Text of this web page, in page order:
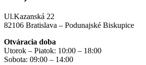
Ul.Kazanská 22
82106 Bratislava – Podunajské Biskupice
Otváracia doba
Utorok – Piatok: 10:00 – 18:00
Sobota: 09:00 – 14:00